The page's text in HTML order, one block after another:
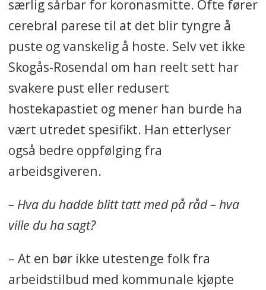
særlig sårbar for koronasmitte. Ofte fører
cerebral parese til at det blir tyngre å
puste og vanskelig å hoste. Selv vet ikke
Skogås-Rosendal om han reelt sett har
svakere pust eller redusert
hostekapastiet og mener han burde ha
vært utredet spesifikt. Han etterlyser
også bedre oppfølging fra
arbeidsgiveren.
– Hva du hadde blitt tatt med på råd – hva
ville du ha sagt?
– At en bør ikke utestenge folk fra
arbeidstilbud med kommunale kjøpte